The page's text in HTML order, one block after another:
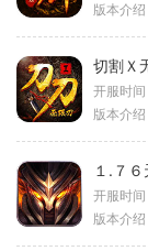
版本介绍
切割Ｘ
开服时间
版本介绍
１.７
开服时间
版本介绍